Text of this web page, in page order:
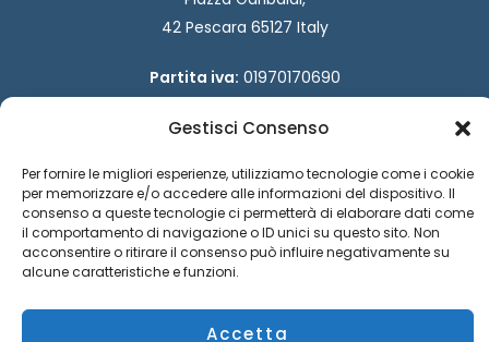
Gestisci Consenso
Per fornire le migliori esperienze, utilizziamo tecnologie come i cookie
per memorizzare e/o accedere alle informazioni del dispositivo. Il
consenso a queste tecnologie ci permetterà di elaborare dati come
il comportamento di navigazione o ID unici su questo sito. Non
acconsentire o ritirare il consenso può influire negativamente su
alcune caratteristiche e funzioni.
Accetta
42 Pescara 65127 Italy
Partita iva: 01970170690
Codice fiscale:93029940694
a
c
e
b
o
k
n
s
t
a
a